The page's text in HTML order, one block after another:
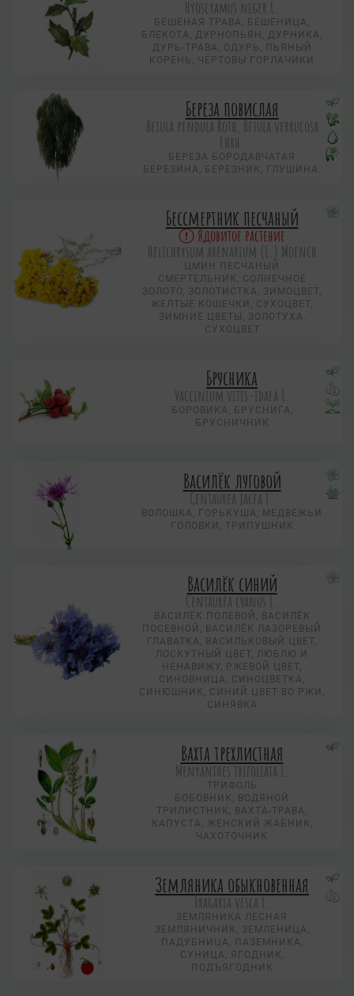
Hyoscyamus niger L.
БЕШЕНАЯ ТРАВА, БЕШЕНИЦА,
БЛЕКОТА, ДУРНОПЬЯН, ДУРНИКА,
ДУРЬ-ТРАВА, ОДУРЬ, ПЬЯНЫЙ
КОРЕНЬ, ЧЁРТОВЫ ГОРЛАЧИКИ
Береза повислая
Betula pendula Roth, Betula verrucosa
Ehrh.
БЕРЕЗА БОРОДАВЧАТАЯ
БЕРЕЗИНА, БЕРЕЗНИК, ГЛУШИНА.
Бессмертник песчаный
Ядовитое растение
Helichrysum arenarium (L.) Moench
ЦМИН ПЕСЧАНЫЙ
СМЕРТЕЛЬНИК, СОЛНЕЧНОЕ
ЗОЛОТО, ЗОЛОТИСТКА, ЗИМОЦВЕТ,
ЖЕЛТЫЕ КОШЕЧКИ, СУХОЦВЕТ,
ЗИМНИЕ ЦВЕТЫ, ЗОЛОТУХА,
СУХОЦВЕТ
Брусника
Vaccinium vitis-idaea L.
БОРОВИКА, БРУСНИГА,
БРУСНИЧНИК
Василёк луговой
Centaurea jacea L.
ВОЛОШКА, ГОРЬКУША, МЕДВЕЖЬИ
ГОЛОВКИ, ТРИПУШНИК
Василёк синий
Centaurea суanus L.
ВАСИЛЁК ПОЛЕВОЙ, ВАСИЛЁК
ПОСЕВНОЙ, ВАСИЛЁК ЛАЗОРЕВЫЙ
ГЛАВАТКА, ВАСИЛЬКОВЫЙ ЦВЕТ,
ЛОСКУТНЫЙ ЦВЕТ, ЛЮБЛЮ И
НЕНАВИЖУ, РЖЕВОЙ ЦВЕТ,
СИНОВНИЦА, СИНОЦВЕТКА,
СИНЮШНИК, СИНИЙ ЦВЕТ ВО РЖИ,
СИНЯВКА
Вахта трехлистная
Menyanthes trifoliata L.
ТРИФОЛЬ
БОБОВНИК, ВОДЯНОЙ
ТРИЛИСТНИК, ВАХТА-ТРАВА,
КАПУСТА, ЖЕНСКИЙ ЖАБНИК,
ЧАХОТОЧНИК
Земляника обыкновенная
Fragaria vesca L.
ЗЕМЛЯНИКА ЛЕСНАЯ
ЗЕМЛЯНИЧНИК, ЗЕМЛЕНИЦА,
ПАДУБНИЦА, ПАЗЕМНИКА,
СУНИЦА, ЯГОДНИК,
ПОДЪЯГОДНИК